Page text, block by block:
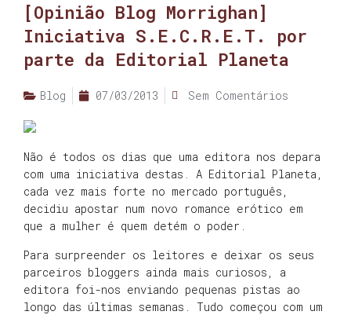
[Opinião Blog Morrighan]
Iniciativa S.E.C.R.E.T. por
parte da Editorial Planeta
Blog 07/03/2013 Sem Comentários
Não é todos os dias que uma editora nos depara
com uma iniciativa destas. A Editorial Planeta,
cada vez mais forte no mercado português,
decidiu apostar num novo romance erótico em
que a mulher é quem detém o poder.
Para surpreender os leitores e deixar os seus
parceiros bloggers ainda mais curiosos, a
editora foi-nos enviando pequenas pistas ao
longo das últimas semanas. Tudo começou com um